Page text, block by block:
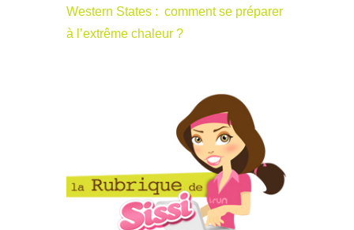
Western States : comment se préparer
à l’extrême chaleur ?